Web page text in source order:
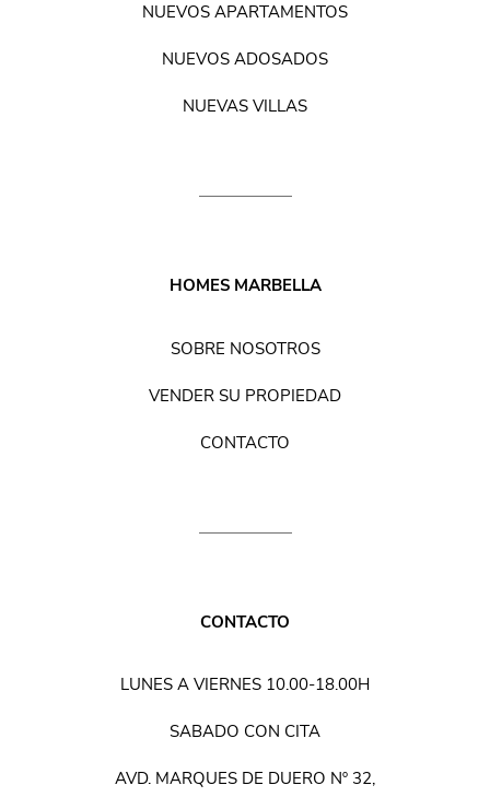
NUEVOS APARTAMENTOS
NUEVOS ADOSADOS
NUEVAS VILLAS
HOMES MARBELLA
SOBRE NOSOTROS
VENDER SU PROPIEDAD
CONTACTO
CONTACTO
LUNES A VIERNES 10.00-18.00H
SABADO CON CITA
AVD. MARQUES DE DUERO Nº 32,